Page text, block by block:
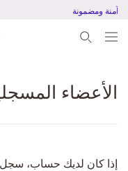
دفع آمنة ومضمونة
الأعضاء
إذا كان لديك حساب، سجل